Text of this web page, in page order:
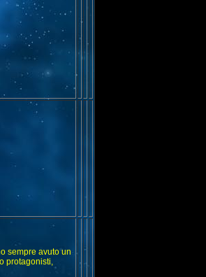
sempre avuto un
protagonisti,